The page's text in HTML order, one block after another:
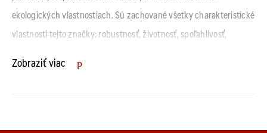
ekologických vlastnostiach. Sú zachované všetky charakteristické
vlastnosti tejto značky: robustnosť, životnosť, spoľahlivosť,
Zobraziť viac